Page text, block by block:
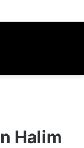
Halim